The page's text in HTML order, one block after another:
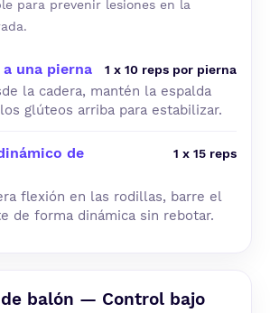
para prevenir lesiones en la
una pierna 1 x 10 reps por pierna
la cadera, mantén la espalda
glúteos arriba para estabilizar.
de
1 x 15 reps
flexión en las rodillas, barre el
de forma dinámica sin rebotar.
balón — Control bajo